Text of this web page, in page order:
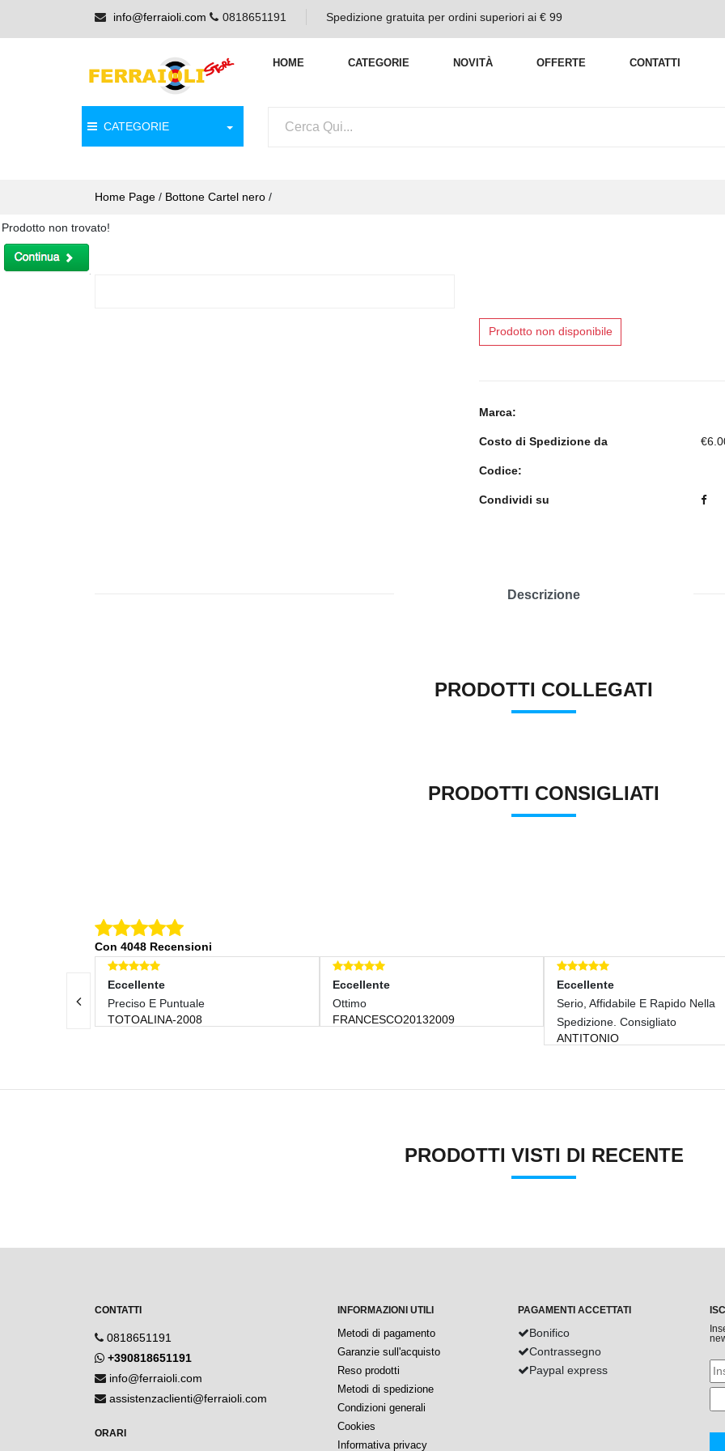
info@ferraioli.com 0818651191 Spedizione gratuita per ordini superiori ai € 99
HOME CATEGORIE NOVITÀ OFFERTE CONTATTI
CATEGORIE
Home Page / Bottone Cartel nero /
Prodotto non trovato!
Prodotto non disponibile
Marca:
Costo di Spedizione da
Codice:
Condividi su
Descrizione
PRODOTTI COLLEGATI
PRODOTTI CONSIGLIATI
Con 4048 Recensioni
Eccellente
Preciso E Puntuale
TOTOALINA-2008
Eccellente
FRANCESCO20132009
Eccellente
Serio, Affidabile E Rapido Nella
Spedizione. Consigliato
ANTITONIO
PRODOTTI VISTI DI RECENTE
CONTATTI
0818651191
+390818651191
info@ferraioli.com
assistenzaclienti@ferraioli.com
ORARI
INFORMAZIONI UTILI
Metodi di pagamento
Garanzie sull'acquisto
Reso prodotti
Metodi di spedizione
Condizioni generali
Cookies
Informativa privacy
PAGAMENTI ACCETTATI
Bonifico
Contrassegno
Paypal express